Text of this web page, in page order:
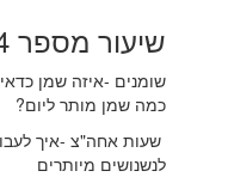
שיעור מספר 4
שומנים -איזה שמן
כמה שמן מותר ליום?
שעות אחה"צ -איך
לנשנושים מיותרים